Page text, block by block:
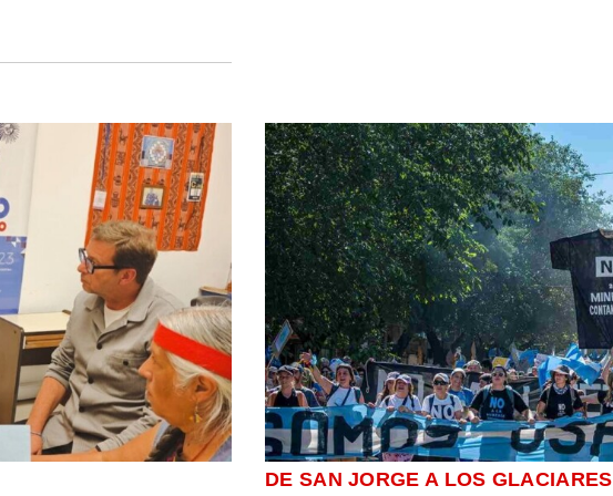
DE SAN JORGE A LOS GLACIARES